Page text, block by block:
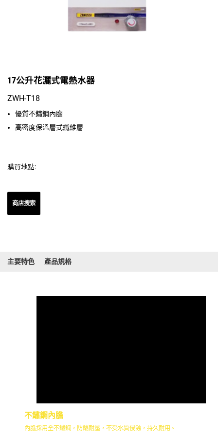
17公升花灑式電熱水器
ZWH-T18
優質不鏽鋼內膽
高密度保溫層式纖維層
購買地點:
商店搜索
主要特色 產品規格
不鏽鋼內膽
內膽採用全不鏽鋼，防鏽耐壓，不受水質侵蝕，持久耐用。